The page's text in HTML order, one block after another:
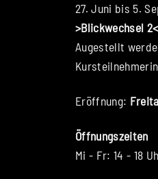
27. Juni bis 5.
>Blickwechsel 2<
Augestellt
Eröffnung:
Öffnungszeiten
Mi - Fr: 14 - 18